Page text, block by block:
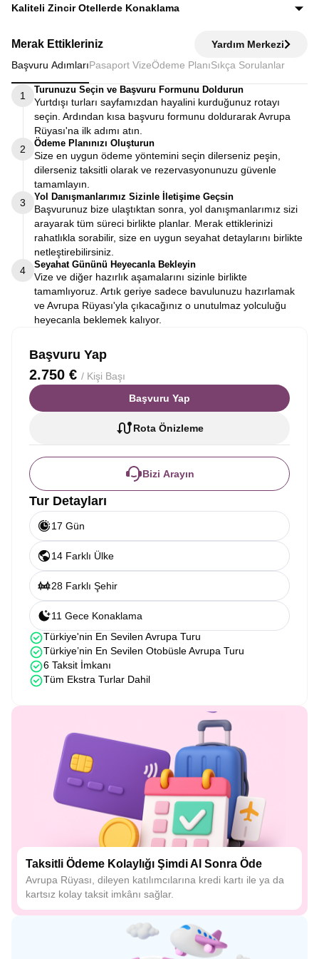
Ekstra tur ücreti alınmaz; programda yer alan tüm geziler
Kaliteli Zincir Otellerde Konaklama
kalınırken, Avrupa Rüyası’nda merkeze yakın kaliteli zincir
otellerde konaklayarak zamanınızı verimli kullanırsınız.
Merak Ettikleriniz
Yardım Merkezi
Başvuru AdımlarıPasaport VizeÖdeme Planı Sıkça Sorulanlar
1
Turunuzu Seçin ve Başvuru Formunu Doldurun
Yurtdışı turları sayfamızdan hayalini kurduğunuz rotayı
seçin. Ardından kısa başvuru formunu doldurarak Avrupa
Rüyası'na ilk adımı atın.
2
Ödeme Planınızı Oluşturun
Size en uygun ödeme yöntemini seçin dilerseniz peşin,
dilerseniz taksitli olarak ve rezervasyonunuzu güvenle
tamamlayın.
3
Yol Danışmanlarımız Sizinle İletişime Geçsin
Başvurunuz bize ulaştıktan sonra, yol danışmanlarımız sizi
arayarak tüm süreci birlikte planlar. Merak ettiklerinizi
rahatlıkla sorabilir, size en uygun seyahat detaylarını birlikte
netleştirebilirsiniz.
4
Seyahat Gününü Heyecanla Bekleyin
Vize ve diğer hazırlık aşamalarını sizinle birlikte
tamamlıyoruz. Artık geriye sadece bavulunuzu hazırlamak
ve Avrupa Rüyası'yla çıkacağınız o unutulmaz yolculuğu
heyecanla beklemek kalıyor.
Başvuru Yap
2.750 € / Kişi Başı
Başvuru Yap
Rota Önizleme
Bizi Arayın
Tur Detayları
17 Gün
14 Farklı Ülke
28 Farklı Şehir
11 Gece Konaklama
Türkiye'nin En Sevilen Avrupa Turu
Türkiye’nin En Sevilen Otobüsle Avrupa Turu
6 Taksit İmkanı
Tüm Ekstra Turlar Dahil
Taksitli Ödeme Kolaylığı Şimdi Al Sonra Öde
Avrupa Rüyası, dileyen katılımcılarına kredi kartı ile ya da
kartsız kolay taksit imkânı sağlar.